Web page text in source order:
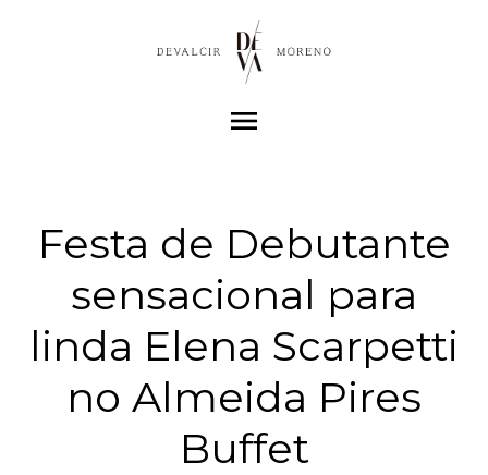
menu
Festa de Debutante
sensacional para
linda Elena Scarpetti
no Almeida Pires
Buffet